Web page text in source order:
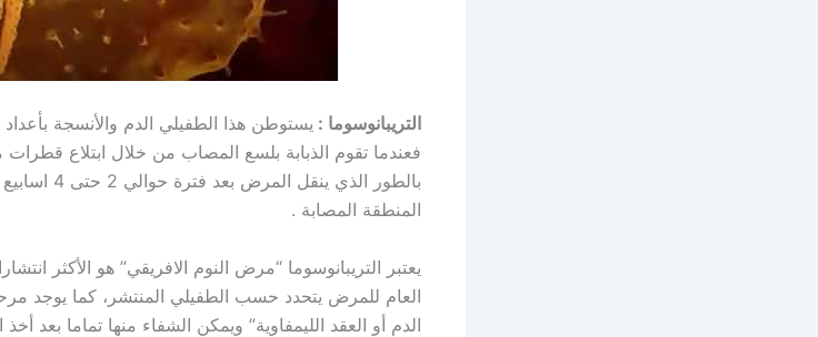
التريبانوسوما : يستوطن هذا الطفيلي الدم والأنسجة
فعندما تقوم الذبابة بلسع المصاب من خلال ابتلاع
بالطور
المنطقة المصابة .
يعتبر التريبانوسوما “مرض النوم الافريقي” هو الأكثر
العام للمرض يتحدد حسب الطفيلي المنتشر، كما يوجد
الدم أو العقد الليمفاوية” ويمكن الشفاء منها تماما بعد